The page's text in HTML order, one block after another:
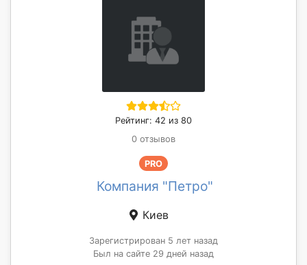
Рейтинг: 42 из 80
0 отзывов
PRO
Компания "Петро"
Киев
Зарегистрирован 5 лет назад
Был на сайте 29 дней назад